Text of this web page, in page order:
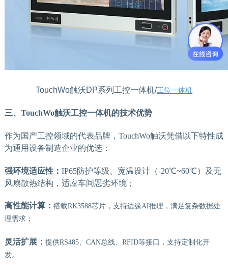
TouchWo触沃DP系列工控一体机/工位一体机
三、 TouchWo触沃工控一体机的技术优势
作为国产工控领域的代表品牌， TouchWo触沃凭借以下特性成
为通用设备制造企业的优选：
强环境适应性： IP65防护等级、宽温设计（-20℃~60℃）及无
风扇散热结构，适应车间恶劣环境；
高性能计算： 搭载RK3588芯片，支持边缘AI推理，满足复杂数据处
理需求；
灵活扩展： 提供RS485、CAN总线、RFID等接口，支持定制化开
发。